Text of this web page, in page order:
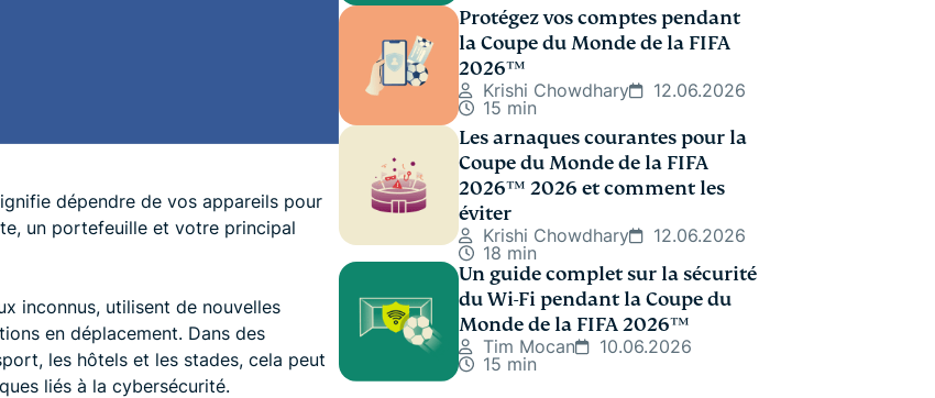
dépendre de vos appareils pour
un portefeuille et votre principal
inconnus, utilisent de nouvelles
en déplacement. Dans des
les hôtels et les stades, cela peut
liés à la cybersécurité.
Protégez vos comptes pendant
la Coupe du Monde de la FIFA
2026™️
Krishi Chowdhary
12.06.2026
15 min
Les arnaques courantes pour la
Coupe du Monde de la FIFA
2026™️ 2026 et comment les
éviter
Krishi Chowdhary
12.06.2026
18 min
Un guide complet sur la sécurité
du Wi-Fi pendant la Coupe du
Monde de la FIFA 2026™
Tim Mocan
10.06.2026
15 min